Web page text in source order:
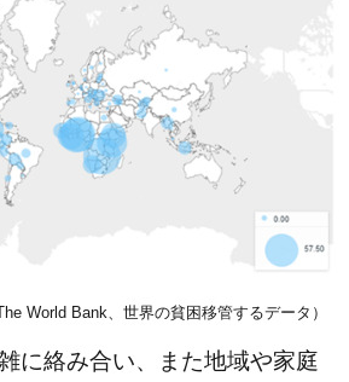
World Bank、世界の貧困移管するデータ）
に絡み合い、また地域や家庭